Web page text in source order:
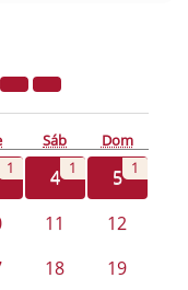
Sáb Dom
1 4 1 5 1
11
12
18
19